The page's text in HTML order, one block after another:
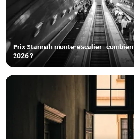
Prix Stannah monte-escalier :
2026 ?